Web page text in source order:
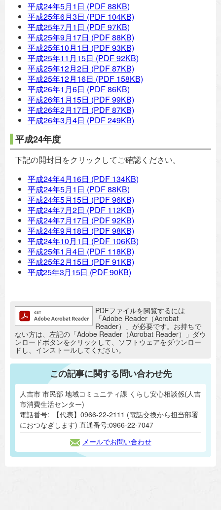
平成24年5月1日 (PDF 88KB)
平成25年6月3日 (PDF 104KB)
平成25年7月1日 (PDF 97KB)
平成25年9月17日 (PDF 88KB)
平成25年10月1日 (PDF 93KB)
平成25年11月15日 (PDF 92KB)
平成25年12月2日 (PDF 87KB)
平成25年12月16日 (PDF 158KB)
平成26年1月6日 (PDF 86KB)
平成26年1月15日 (PDF 99KB)
平成26年2月17日 (PDF 87KB)
平成26年3月4日 (PDF 249KB)
平成24年度
下記の開封日をクリックしてご確認ください。
平成24年4月16日 (PDF 134KB)
平成24年5月1日 (PDF 88KB)
平成24年5月15日 (PDF 96KB)
平成24年7月2日 (PDF 112KB)
平成24年7月17日 (PDF 92KB)
平成24年9月18日 (PDF 98KB)
平成24年10月1日 (PDF 106KB)
平成25年1月4日 (PDF 118KB)
平成25年2月15日 (PDF 91KB)
平成25年3月15日 (PDF 90KB)
追加情報：PDFファイルPDFファイルを閲覧するには
「Adobe Reader（Acrobat
Reader）」が必要です。お持ちで
ない方は、左記の「Adobe Reader（Acrobat Reader）」ダウ
ンロードボタンをクリックして、ソフトウェアをダウンロー
ドし、インストールしてください。
この記事に関する問い合わせ先
人吉市 市民部 地域コミュニティ課 くらし安心相談係(人吉
市消費生活センター)
電話番号:
【代表】0966-22-2111 (電話交換から担当部署
におつなぎします) 直通番号:0966-22-7047
メールでお問い合わせ